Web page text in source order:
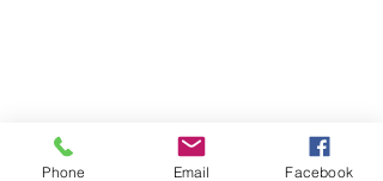
Phone Email Facebook